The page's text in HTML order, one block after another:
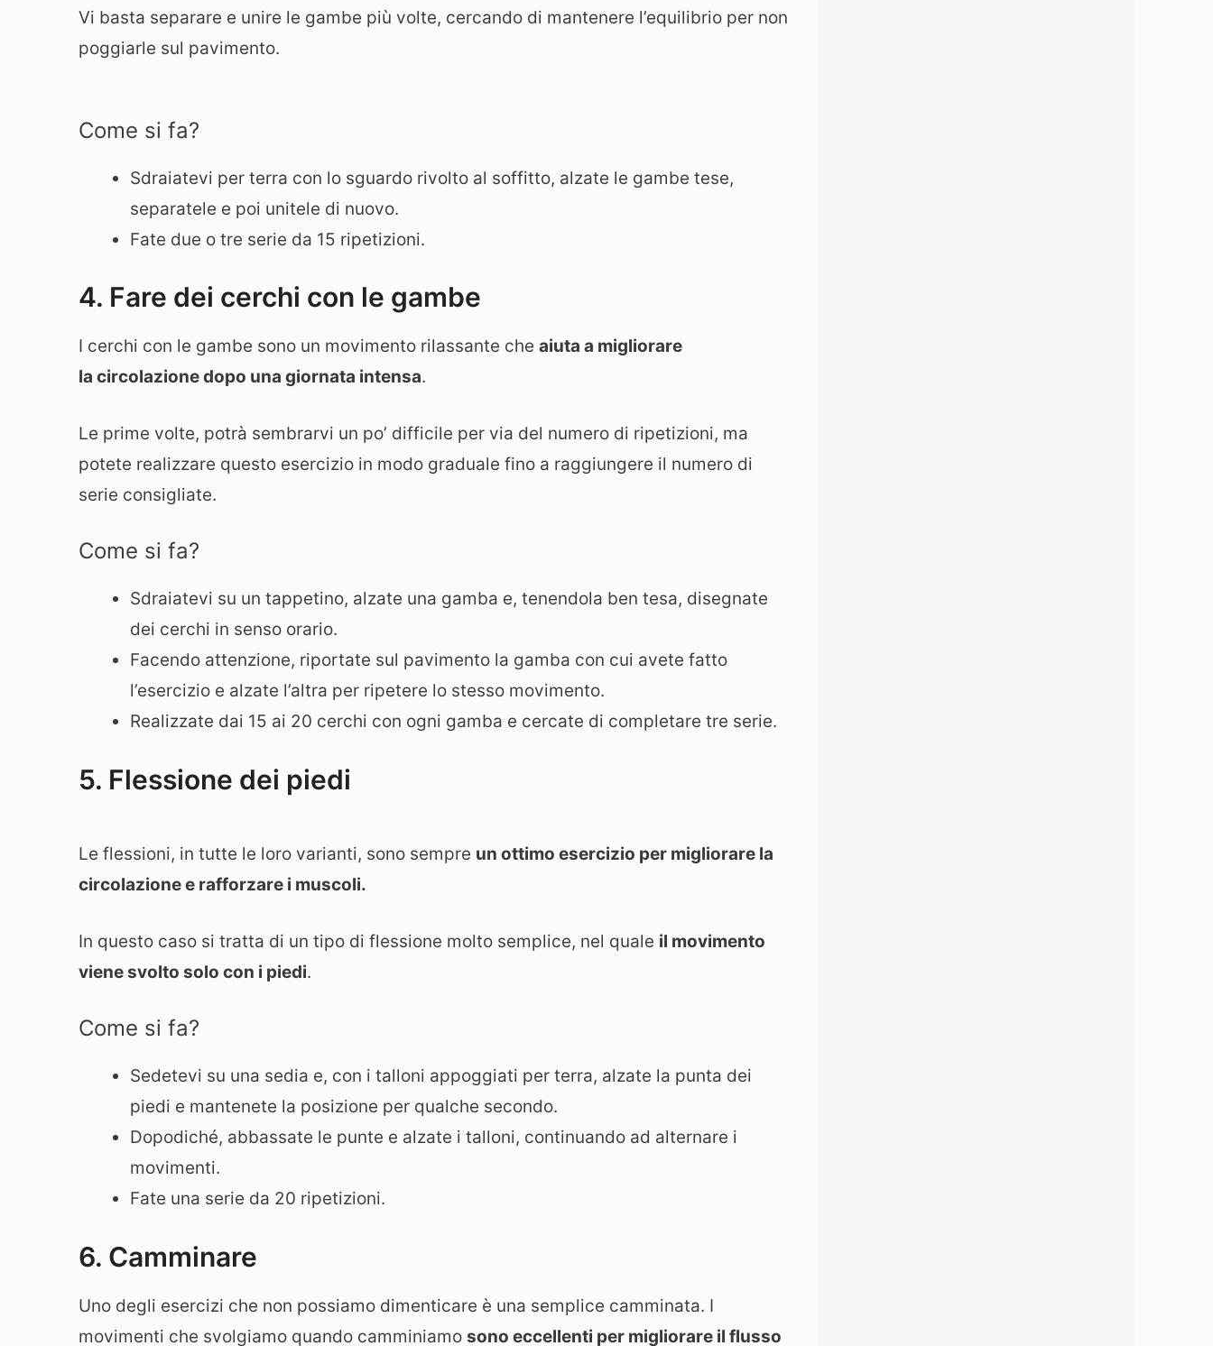
Vi basta separare e unire le gambe più volte, cercando di mantenere l’equilibrio per non
poggiarle sul pavimento.
Come si fa?
Sdraiatevi per terra con lo sguardo rivolto al soffitto, alzate le gambe tese,
separatele e poi unitele di nuovo.
Fate due o tre serie da 15 ripetizioni.
4. Fare dei cerchi con le gambe
I cerchi con le gambe sono un movimento rilassante che aiuta a migliorare
la circolazione dopo una giornata intensa.
Le prime volte, potrà sembrarvi un po’ difficile per via del numero di ripetizioni, ma
potete realizzare questo esercizio in modo graduale fino a raggiungere il numero di
serie consigliate.
Come si fa?
Sdraiatevi su un tappetino, alzate una gamba e, tenendola ben tesa, disegnate
dei cerchi in senso orario.
Facendo attenzione, riportate sul pavimento la gamba con cui avete fatto
l’esercizio e alzate l’altra per ripetere lo stesso movimento.
Realizzate dai 15 ai 20 cerchi con ogni gamba e cercate di completare tre serie.
5. Flessione dei piedi
Le flessioni, in tutte le loro varianti, sono sempre un ottimo esercizio per migliorare la
circolazione e rafforzare i muscoli.
In questo caso si tratta di un tipo di flessione molto semplice, nel quale il movimento
viene svolto solo con i piedi.
Come si fa?
Sedetevi su una sedia e, con i talloni appoggiati per terra, alzate la punta dei
piedi e mantenete la posizione per qualche secondo.
Dopodiché, abbassate le punte e alzate i talloni, continuando ad alternare i
movimenti.
Fate una serie da 20 ripetizioni.
6. Camminare
Uno degli esercizi che non possiamo dimenticare è una semplice camminata. I
movimenti che svolgiamo quando camminiamo sono eccellenti per migliorare il flusso